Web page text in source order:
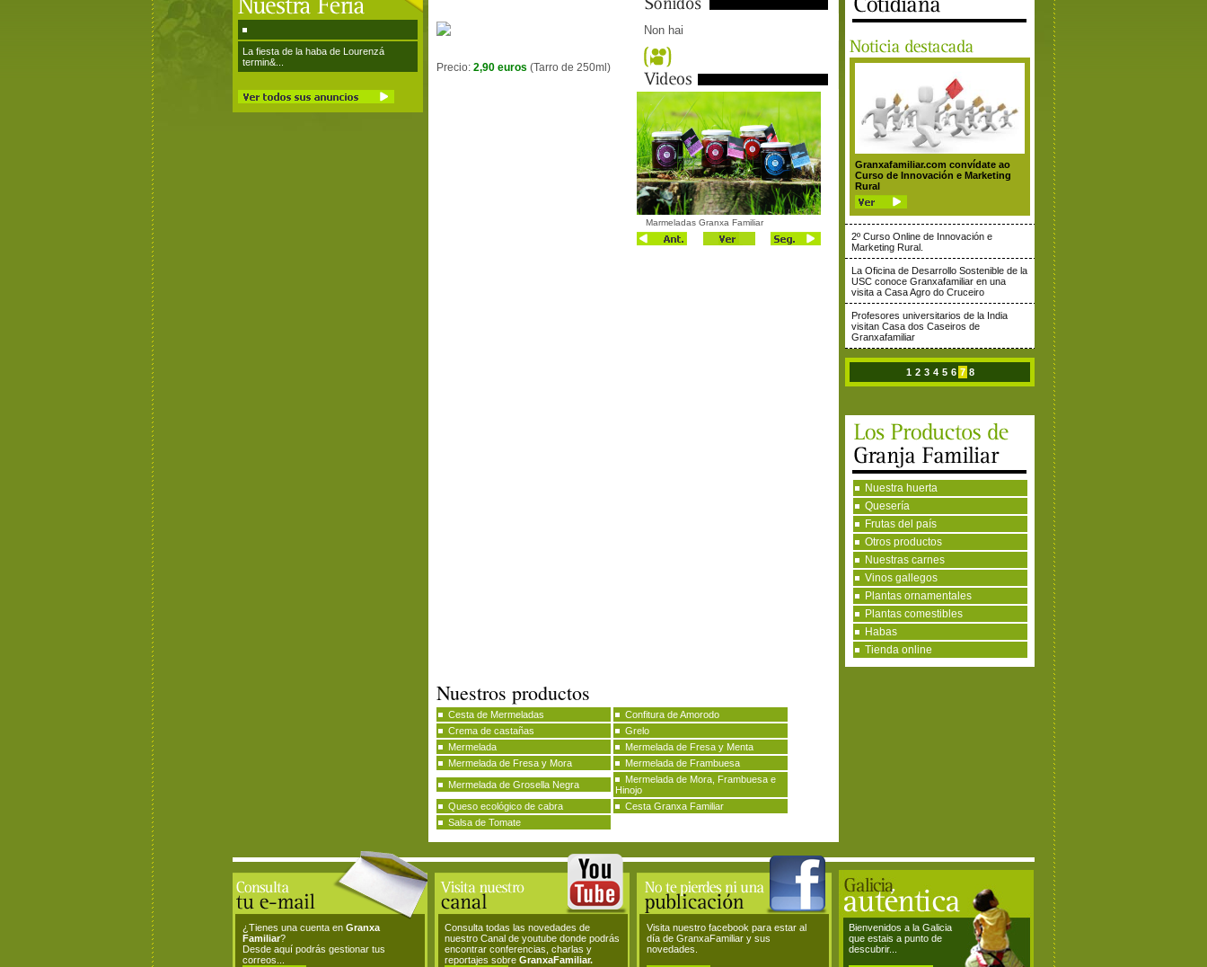
Granxafamiliar.com convídate ao
Curso de Innovación e Marketing
Rural
2º Curso Online de Innovación e
Marketing Rural.
La Oficina de Desarrollo Sostenible de la
USC conoce Granxafamiliar en una
visita a Casa Agro do Cruceiro
Profesores universitarios de la India
visitan Casa dos Caseiros de
Granxafamiliar
1 2 3 4 5 6 7 8
Nuestra huerta
Quesería
Frutas del país
Otros productos
Nuestras carnes
Vinos gallegos
Plantas ornamentales
Plantas comestibles
Habas
Tienda online
La fiesta de la haba de Lourenzá
termin&...
Non hai
Marmeladas Granxa Familiar
Precio: 2,90 euros (Tarro de 250ml)
Nuestros productos
Cesta de Mermeladas
Confitura de Amorodo
Crema de castañas
Grelo
Mermelada
Mermelada de Fresa y Menta
Mermelada de Fresa y Mora
Mermelada de Frambuesa
Mermelada de Grosella Negra
Mermelada de Mora, Frambuesa e
Hinojo
Queso ecológico de cabra
Cesta Granxa Familiar
Salsa de Tomate
¿Tienes una cuenta en Granxa
Familiar?
Desde aquí podrás gestionar tus
correos...
Consulta todas las novedades de
nuestro Canal de youtube donde podrás
encontrar conferencias, charlas y
reportajes sobre GranxaFamiliar.
Visita nuestro facebook para estar al
día de GranxaFamiliar y sus
novedades.
Bienvenidos a la Galicia
que estais a punto de
descubrir...